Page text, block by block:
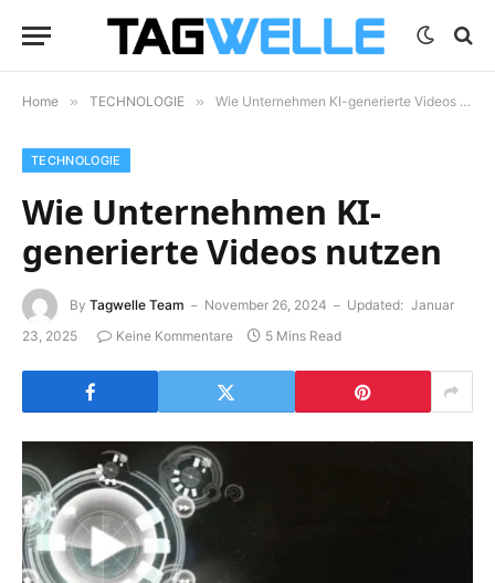
Home » TECHNOLOGIE » Wie Unternehmen KI-generierte Videos nutzen
TECHNOLOGIE
Wie Unternehmen KI-
generierte Videos nutzen
By Tagwelle Team November 26, 2024 Updated: Januar
23, 2025
Keine Kommentare 5 Mins Read